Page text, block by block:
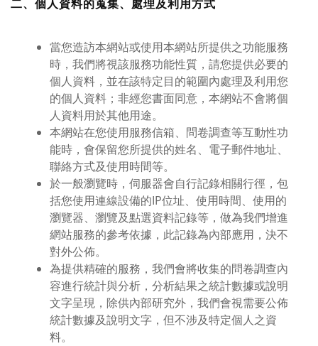
二、個人資料的蒐集、處理及利用方式
當您造訪本網站或使用本網站所提供之功能服務
時，我們將視該服務功能性質，請您提供必要的
個人資料，並在該特定目的範圍內處理及利用您
的個人資料；非經您書面同意，本網站不會將個
人資料用於其他用途。
本網站在您使用服務信箱、問卷調查等互動性功
能時，會保留您所提供的姓名、電子郵件地址、
聯絡方式及使用時間等。
於一般瀏覽時，伺服器會自行記錄相關行徑，包
括您使用連線設備的IP位址、使用時間、使用的
瀏覽器、瀏覽及點選資料記錄等，做為我們增進
網站服務的參考依據，此記錄為內部應用，決不
對外公佈。
為提供精確的服務，我們會將收集的問卷調查內
容進行統計與分析，分析結果之統計數據或說明
文字呈現，除供內部研究外，我們會視需要公佈
統計數據及說明文字，但不涉及特定個人之資
料。